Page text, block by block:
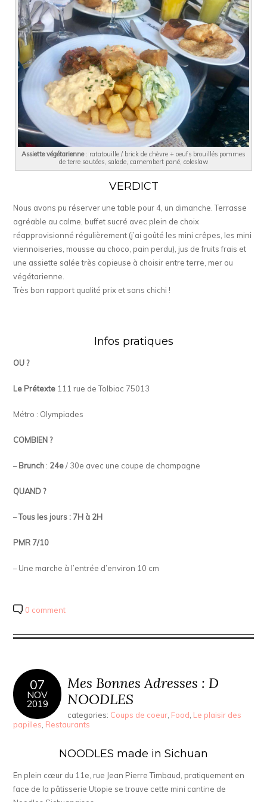
Assiette végétarienne: ratatouille / brick de chèvre + oeufs brouillés pommes
de terre sautées, salade, camembert pané, coleslaw
VERDICT
Nous avons pu réserver une table pour 4, un dimanche. Terrasse
agréable au calme, buffet sucré avec plein de choix
réapprovisionné régulièrement (j’ai goûté les mini crêpes, les mini
viennoiseries, mousse au choco, pain perdu), jus de fruits frais et
une assiette salée très copieuse à choisir entre terre, mer ou
végétarienne.
Très bon rapport qualité prix et sans chichi !
Infos pratiques
OU ?
Le Prétexte 111 rue de Tolbiac 75013
Métro : Olympiades
COMBIEN ?
–Brunch : 24e/ 30e avec une coupe de champagne
QUAND ?
–Tous les jours : 7H à 2H
PMR 7/10
– Une marche à l’entrée d’environ 10 cm
0 comment
07
NOV
2019
Mes Bonnes Adresses : D
NOODLES
categories: Coups de coeur, Food, Le plaisir des
papilles, Restaurants
NOODLES made in Sichuan
En plein cœur du 11e, rue Jean Pierre Timbaud, pratiquement en
face de la pâtisserie Utopie se trouve cette mini cantine de